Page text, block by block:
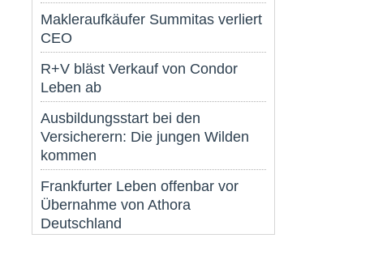
Makleraufkäufer Summitas verliert
CEO
R+V bläst Verkauf von Condor
Leben ab
Ausbildungsstart bei den
Versicherern: Die jungen Wilden
kommen
Frankfurter Leben offenbar vor
Übernahme von Athora
Deutschland